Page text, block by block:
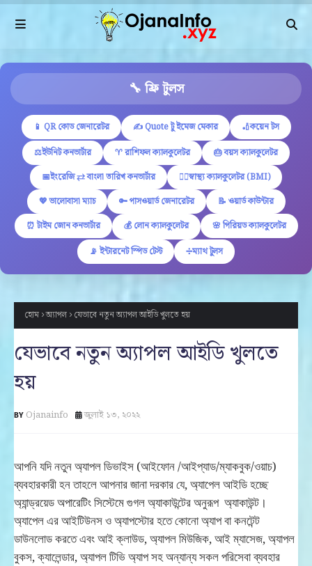
🔧 ফ্রি টুলস
📱 QR কোড জেনারেটর ✍ Quote টু ইমেজ মেকার
🏏কয়েন টস
⚖️ইউনিট কনভার্টার
♈ রাশিফল ক্যালকুলেটর
🎂 বয়স ক্যালকুলেটর
📅ইংরেজি ⇄ বাংলা তারিখ কনভার্টার
🏋️‍♂️স্বাস্থ্য ক্যালকুলেটর (BMI)
💖 ভালোবাসা ম্যাচ
🔑 পাসওয়ার্ড জেনারেটর
📝 ওয়ার্ড কাউন্টার
⏰ টাইম জোন কনভার্টার
💰 লোন ক্যালকুলেটর
🌸 পিরিয়ড ক্যালকুলেটর
📡 ইন্টারনেট স্পিড টেস্ট
➗ম্যাথ টুলস
হোম অ্যাপল যেভাবে নতুন অ্যাপল আইডি খুলতে হয়
যেভাবে নতুন অ্যাপল আইডি খুলতে
হয়
Ojanainfo জুলাই ১৩, ২০২২
আপনি যদি নতুন অ্যাপল ডিভাইস (আইফোন /আইপ্যাড/ম্যাকবুক/ওয়াচ)
ব্যবহারকারী হন তাহলে আপনার জানা দরকার যে, অ্যাপেল আইডি হচ্ছে
অ্যান্ড্রয়েড অপারেটিং সিস্টেমে গুগল অ্যাকাউন্টের অনুরূপ অ্যাকাউন্ট।
অ্যাপেল এর আইটিউনস ও অ্যাপস্টোর হতে কোনো অ্যাপ বা কনটেন্ট
ডাউনলোড করতে এবং আই ক্লাউড, অ্যাপল মিউজিক, আই ম্যাসেজ, অ্যাপল
বুকস, ক্যালেন্ডার, অ্যাপল টিভি অ্যাপ সহ অন্যান্য সকল পরিসেবা ব্যবহার